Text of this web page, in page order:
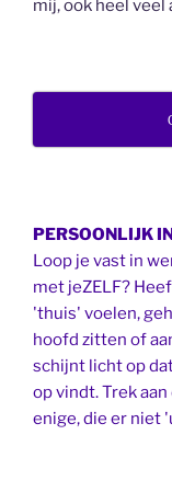
mij, ook heel veel
PERSOONLIJK
Loop je vast in
met jeZELF?
'thuis' voelen,
hoofd zitten of
schijnt licht op
op vindt. Trek
enige, die er niet